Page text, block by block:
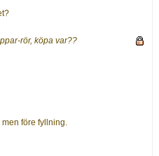
rör, köpa var??
före fyllning.